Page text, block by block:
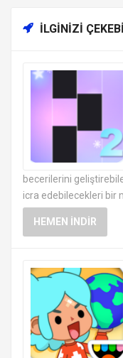
İLGINIZI
becerilerini
icra edebilecekleri bir
HEMEN İNDIR